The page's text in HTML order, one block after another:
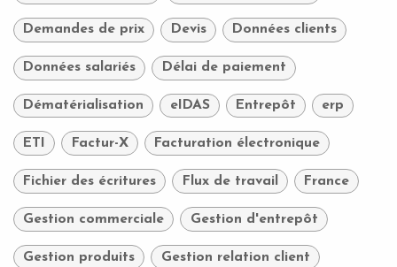
Demandes de prix Devis Données clients
Données salariés Délai de paiement
Dématérialisation eIDAS Entrepôt erp
ETI Factur-X Facturation électronique
Fichier des écritures Flux de travail France
Gestion commerciale Gestion d'entrepôt
Gestion produits Gestion relation client